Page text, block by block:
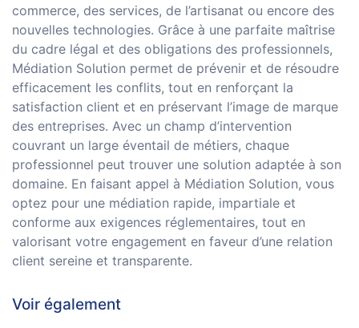
commerce, des services, de l’artisanat ou encore des
nouvelles technologies. Grâce à une parfaite maîtrise
du cadre légal et des obligations des professionnels,
Médiation Solution permet de prévenir et de résoudre
efficacement les conflits, tout en renforçant la
satisfaction client et en préservant l’image de marque
des entreprises. Avec un champ d’intervention
couvrant un large éventail de métiers, chaque
professionnel peut trouver une solution adaptée à son
domaine. En faisant appel à Médiation Solution, vous
optez pour une médiation rapide, impartiale et
conforme aux exigences réglementaires, tout en
valorisant votre engagement en faveur d’une relation
client sereine et transparente.
Voir également